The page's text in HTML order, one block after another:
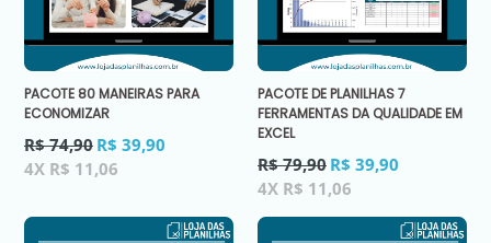
PACOTE 80 MANEIRAS PARA
ECONOMIZAR
Preço
normal
R$ 74,90 R$ 39,90
4X R$ 11,06
PACOTE DE PLANILHAS 7
FERRAMENTAS DA QUALIDADE EM
EXCEL
Preço
normal
R$ 79,90 R$ 39,90
4X R$ 11,06